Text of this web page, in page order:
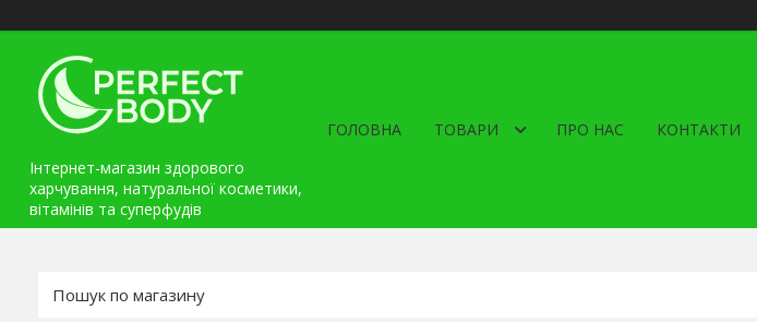
Інтернет-магазин здорового
харчування, натуральної косметики,
вітамінів та cуперфудів
ГОЛОВНА ТОВАРИ ПРО НАС КОНТАКТИ